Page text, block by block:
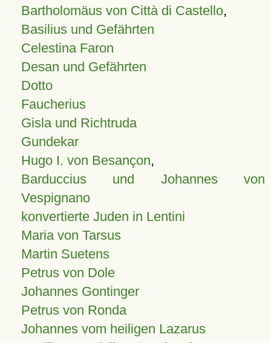
Bartholomäus von Città di Castello,
Basilius und Gefährten
Celestina Faron
Desan und Gefährten
Dotto
Faucherius
Gisla und Richtruda
Gundekar
Hugo I. von Besançon,
Barduccius und Johannes von
Vespignano
konvertierte Juden in Lentini
Maria von Tarsus
Martin Suetens
Petrus von Dole
Johannes Gontinger
Petrus von Ronda
Johannes vom heiligen Lazarus